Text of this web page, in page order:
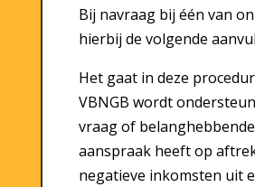
Bij navraag bij één van
hierbij de volgende
Het gaat in deze
VBNGB wordt
vraag of
aanspraak heeft op
negatieve inkomsten uit